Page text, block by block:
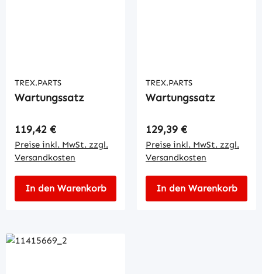
TREX.PARTS
Wartungssatz
Regulärer Preis:
119,42 €
Preise inkl. MwSt. zzgl.
Versandkosten
In den Warenkorb
TREX.PARTS
Wartungssatz
Regulärer Preis:
129,39 €
Preise inkl. MwSt. zzgl.
Versandkosten
In den Warenkorb